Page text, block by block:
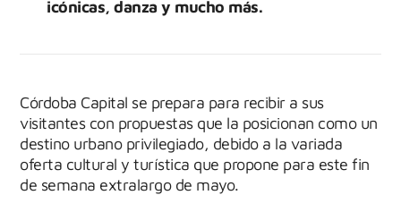
icónicas, danza y mucho más.
Córdoba Capital se prepara para recibir a sus
visitantes con propuestas que la posicionan como un
destino urbano privilegiado, debido a la variada
oferta cultural y turística que propone para este fin
de semana extralargo de mayo.